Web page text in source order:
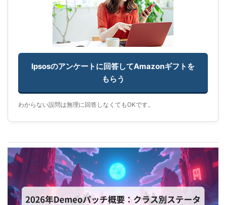
Ipsosのアンケートに回答してAmazonギフトを
もらう
わからない設問は無理に回答しなくてもOKです。